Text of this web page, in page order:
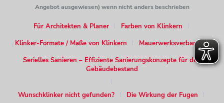
Angebot ausgewiesen) wenn nicht anders beschrieben
Für Architekten & Planer
Farben von Klinkern
Klinker-Formate / Maße von Klinkern
Mauerwerksverband
Serielles Sanieren – Effiziente Sanierungskonzepte für den
Gebäudebestand
Wunschklinker nicht gefunden? Die Wirkung der Fugen